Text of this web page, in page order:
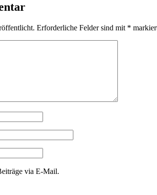
Erforderliche Felder sind mit *
via E-Mail.